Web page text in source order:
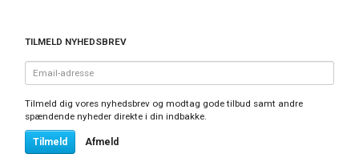
TILMELD NYHEDSBREV
adresse
Tilmeld dig vores nyhedsbrev og modtag gode tilbud samt andre
spændende nyheder direkte i din indbakke.
Tilmeld Afmeld